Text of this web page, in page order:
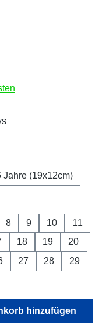
Jahre (19x12cm)
8 9 10
11
18 19
20
27 28
29
hinzufügen